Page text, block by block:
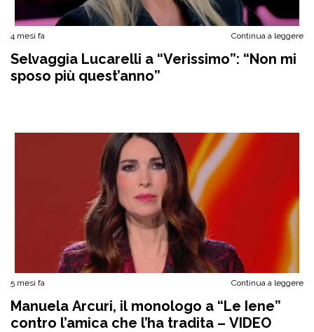
4 mesi fa Continua a leggere
Selvaggia Lucarelli a “Verissimo”: “Non mi
sposo più quest’anno”
5 mesi fa Continua a leggere
Manuela Arcuri, il monologo a “Le Iene”
contro l’amica che l’ha tradita – VIDEO